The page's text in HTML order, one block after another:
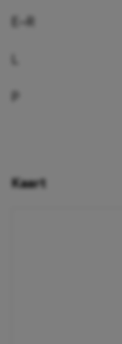
E–R
P
Kaart